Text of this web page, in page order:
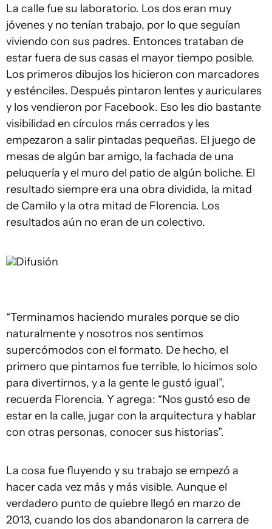
La calle fue su laboratorio. Los dos eran muy
jóvenes y no tenían trabajo, por lo que seguían
viviendo con sus padres. Entonces trataban de
estar fuera de sus casas el mayor tiempo posible.
Los primeros dibujos los hicieron con marcadores
y esténciles. Después pintaron lentes y auriculares
y los vendieron por Facebook. Eso les dio bastante
visibilidad en círculos más cerrados y les
empezaron a salir pintadas pequeñas. El juego de
mesas de algún bar amigo, la fachada de una
peluquería y el muro del patio de algún boliche. El
resultado siempre era una obra dividida, la mitad
de Camilo y la otra mitad de Florencia. Los
resultados aún no eran de un colectivo.
Difusión
“Terminamos haciendo murales porque se dio
naturalmente y nosotros nos sentimos
supercómodos con el formato. De hecho, el
primero que pintamos fue terrible, lo hicimos solo
para divertirnos, y a la gente le gustó igual”,
recuerda Florencia. Y agrega: “Nos gustó eso de
estar en la calle, jugar con la arquitectura y hablar
con otras personas, conocer sus historias”.
La cosa fue fluyendo y su trabajo se empezó a
hacer cada vez más y más visible. Aunque el
verdadero punto de quiebre llegó en marzo de
2013, cuando los dos abandonaron la carrera de